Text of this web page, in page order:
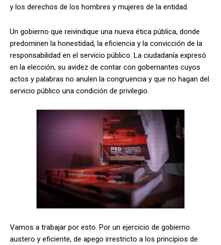
y los derechos de los hombres y mujeres de la entidad.
Un gobierno que reivindique una nueva ética pública, donde
predominen la honestidad, la eficiencia y la convicción de la
responsabilidad en el servicio público. La ciudadanía expresó
en la elección, su avidez de contar con gobernantes cuyos
actos y palabras no anulen la congruencia y que no hagan del
servicio público una condición de privilegio.
Vamos a trabajar por esto. Por un ejercicio de gobierno
austero y eficiente, de apego irrestricto a los principios de